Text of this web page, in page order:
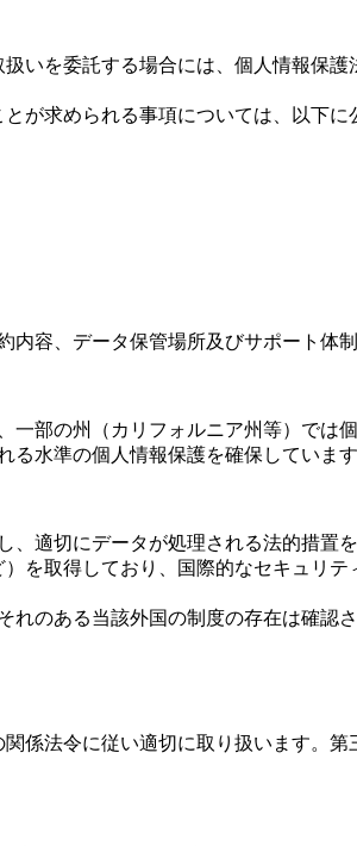
いを委託する場合には、個人情報保
が求められる事項については、以下
容、データ保管場所及びサポート体
一部の州（カリフォルニア州等）で
水準の個人情報保護を確保しています
適切にデータが処理される法的措置を
）を取得しており、国際的なセキュリ
れのある当該外国の制度の存在は確
係法令に従い適切に取り扱います。